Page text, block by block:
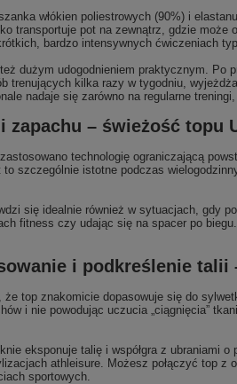
włókien poliestrowych (90%) i
transportuje pot na zewnątrz, gdzie
bardzo intensywnych ćwiczeniach
dużym udogodnieniem praktycznym. Po
trenujących kilka razy w tygodniu,
nadaje się zarówno na regularne
zapachu – świeżość topu
technologię ograniczającą
szczególnie istotne podczas
się idealnie również w sytuacjach, gdy
fitness czy udając się na spacer po
i podkreślenie
że top znakomicie dopasowuje się do
i nie powodując uczucia „ciągnięcia”
eksponuje talię i współgra z
athleisure. Możesz połączyć top z
sportowych.